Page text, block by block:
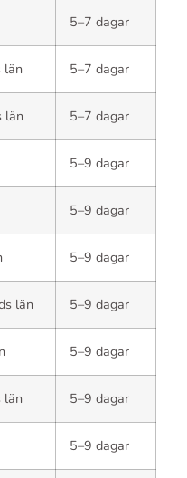
5–7 dagar
län 5–7 dagar
län 5–7 dagar
5–9 dagar
5–9 dagar
5–9 dagar
län 5–9 dagar
5–9 dagar
län 5–9 dagar
5–9 dagar